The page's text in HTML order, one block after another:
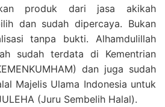
produk dari jasa akikah
dan sudah dipercaya. Bukan
tanpa bukti. Alhamdulillah
sudah terdata di Kementrian
dan juga sudah
Majelis Ulama Indonesia untuk
(Juru Sembelih Halal).